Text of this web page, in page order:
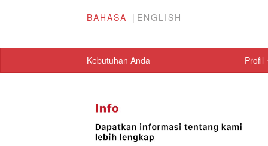
BAHASA ENGLISH
Kebutuhan Anda Profil